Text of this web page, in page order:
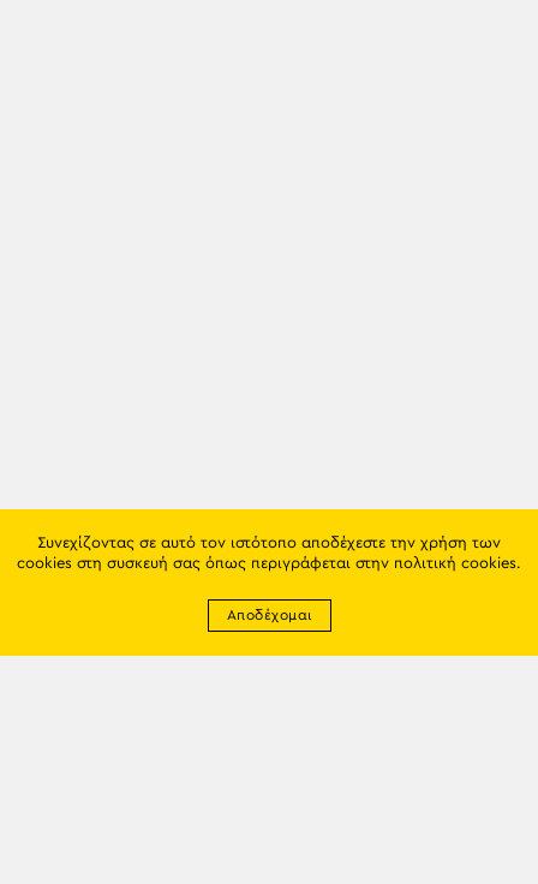
Συνεχίζοντας σε αυτό τον ιστότοπο αποδέχεστε την χρήση των
cookies στη συσκευή σας όπως περιγράφεται στην πολιτική cookies.
Αποδέχομαι